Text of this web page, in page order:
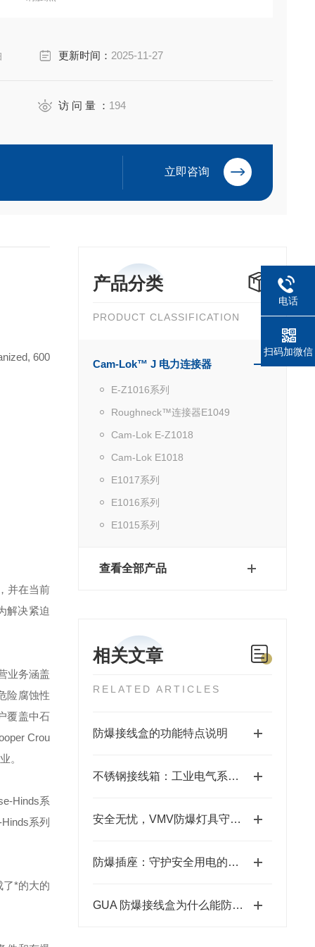
更新时间： 2025-11-27
访 问 量 ： 194
立即咨询
产品分类
PRODUCT CLASSIFICATION
Cam-Lok™ J 电力连接器
E-Z1016系列
Roughneck™连接器E1049
Cam-Lok E-Z1018
Cam-Lok E1018
E1017系列
E1016系列
E1015系列
查看全部产品
相关文章
RELATED ARTICLES
防爆接线盒的功能特点说明
不锈钢接线箱：工业电气系统的坚固守护者
安全无忧，VMV防爆灯具守护您的生活
防爆插座：守护安全用电的坚固防线
GUA 防爆接线盒为什么能防爆？
600
并在当前
解决紧迫
业务涵盖
险腐蚀性
覆盖中石
Crou
。
Hinds系
系列
了*的大的
电话
扫码加微信